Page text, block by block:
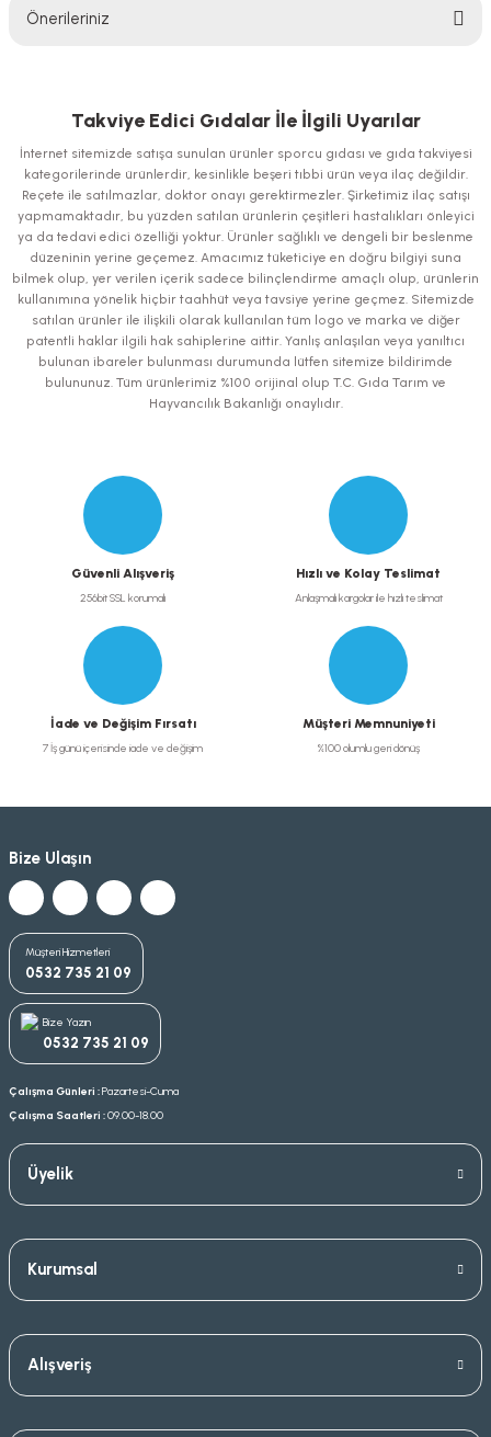
Önerileriniz
iletebilirsiniz.
Görüş ve önerileriniz için teşekkür ederiz.
Ürün resmi kalitesiz, bozuk veya görüntülenemiyor.
Ürün açıklamasında eksik bilgiler bulunuyor.
Ürün bilgilerinde hatalar bulunuyor.
Ürün fiyatı diğer sitelerden daha pahalı.
Bu ürüne benzer farklı alternatifler olmalı.
Takviye Edici Gıdalar İle İlgili Uyarılar
İnternet sitemizde satışa sunulan ürünler sporcu gıdası ve gıda takviyesi
kategorilerinde ürünlerdir, kesinlikle beşeri tıbbi ürün veya ilaç değildir.
Reçete ile satılmazlar, doktor onayı gerektirmezler. Şirketimiz ilaç satışı
yapmamaktadır, bu yüzden satılan ürünlerin çeşitleri hastalıkları önleyici
ya da tedavi edici özelliği yoktur. Ürünler sağlıklı ve dengeli bir beslenme
düzeninin yerine geçemez. Amacımız tüketiciye en doğru bilgiyi suna
bilmek olup, yer verilen içerik sadece bilinçlendirme amaçlı olup, ürünlerin
kullanımına yönelik hiçbir taahhüt veya tavsiye yerine geçmez. Sitemizde
satılan ürünler ile ilişkili olarak kullanılan tüm logo ve marka ve diğer
patentli haklar ilgili hak sahiplerine aittir. Yanlış anlaşılan veya yanıltıcı
bulunan ibareler bulunması durumunda lütfen sitemize bildirimde
bulununuz. Tüm ürünlerimiz %100 orijinal olup T.C. Gıda Tarım ve
Hayvancılık Bakanlığı onaylıdır.
Güvenli Alışveriş
256bit SSL korumalı
Hızlı ve Kolay Teslimat
Anlaşmalı kargolar ile hızlı teslimat
İade ve Değişim Fırsatı
7 İş günü içerisinde iade ve değişim
Müşteri Memnuniyeti
%100 olumlu geri dönüş
Bize Ulaşın
Müşteri Hizmetleri
0532 735 21 09
Bize Yazın
0532 735 21 09
Çalışma Günleri :Pazartesi-Cuma
Çalışma Saatleri :09.00-18.00
Üyelik
Kurumsal
Alışveriş